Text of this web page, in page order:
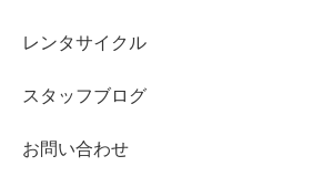
レンタサイクル
スタッフブログ
お問い合わせ